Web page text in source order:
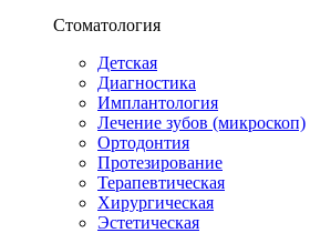
Стоматология
Детская
Диагностика
Имплантология
Лечение зубов (микроскоп)
Ортодонтия
Протезирование
Терапевтическая
Хирургическая
Эстетическая